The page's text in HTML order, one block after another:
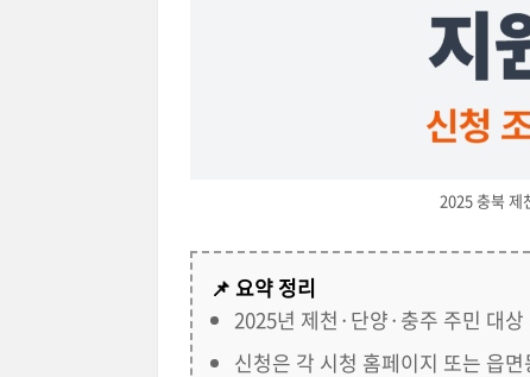
2025 충북 제
📌 요약 정리
2025년 제천·단양·충주 주민 대
신청은 각 시청 홈페이지 또는 읍